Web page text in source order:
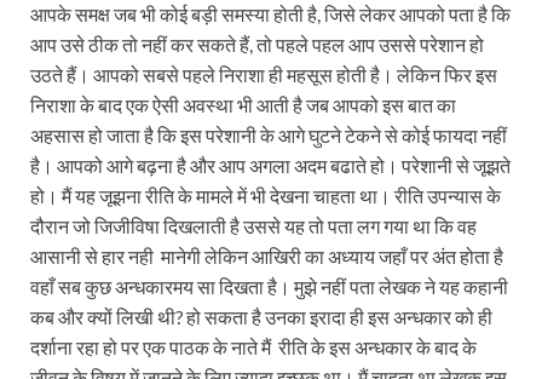
आपके समक्ष जब भी कोई बड़ी समस्या होती है, जिसे लेकर आपको पता है कि
आप उसे ठीक तो नहीं कर सकते हैं, तो पहले पहल आप उससे परेशान हो
उठते हैं। आपको सबसे पहले निराशा ही महसूस होती है। लेकिन फिर इस
निराशा के बाद एक ऐसी अवस्था भी आती है जब आपको इस बात का
अहसास हो जाता है कि इस परेशानी के आगे घुटने टेकने से कोई फायदा नहीं
है। आपको आगे बढ़ना है और आप अगला अदम बढाते हो। परेशानी से जूझते
हो। मैं यह जूझना रीति के मामले में भी देखना चाहता था। रीति उपन्यास के
दौरान जो जिजीविषा दिखलाती है उससे यह तो पता लग गया था कि वह
आसानी से हार नही मानेगी लेकिन आखिरी का अध्याय जहाँ पर अंत होता है
वहाँ सब कुछ अन्धकारमय सा दिखता है। मुझे नहीं पता लेखक ने यह कहानी
कब और क्यों लिखी थी? हो सकता है उनका इरादा ही इस अन्धकार को ही
दर्शाना रहा हो पर एक पाठक के नाते मैं रीति के इस अन्धकार के बाद के